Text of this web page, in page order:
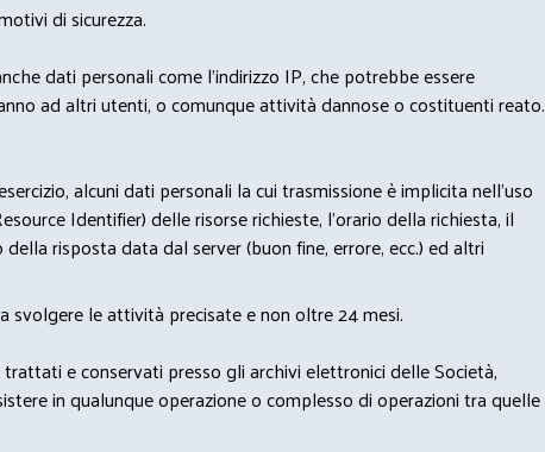
di sicurezza.
dati personali come l'indirizzo IP, che potrebbe essere
ad altri utenti, o comunque attività dannose o costituenti reato.
alcuni dati personali la cui trasmissione è implicita nell'uso
Identifier) delle risorse richieste, l'orario della richiesta, il
risposta data dal server (buon fine, errore, ecc.) ed altri
svolgere le attività precisate e non oltre 24 mesi.
e conservati presso gli archivi elettronici delle Società,
in qualunque operazione o complesso di operazioni tra quelle